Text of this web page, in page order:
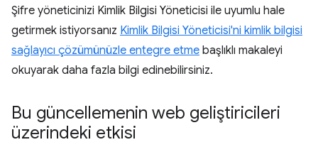
Şifre yöneticinizi Kimlik Bilgisi Yöneticisi ile uyumlu hale
getirmek istiyorsanız Kimlik Bilgisi Yöneticisi'ni kimlik bilgisi
sağlayıcı çözümünüzle entegre etme başlıklı makaleyi
okuyarak daha fazla bilgi edinebilirsiniz.
Bu güncellemenin web geliştiricileri
üzerindeki etkisi